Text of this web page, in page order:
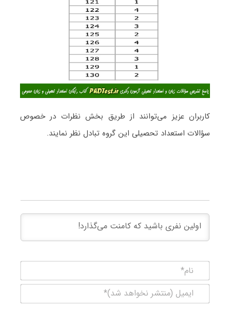
کاربران عزیز می‌توانند از طریق بخش نظرات در خصوص
سؤالات استعداد تحصیلی این گروه تبادل نظر نمایند.
(منتشر